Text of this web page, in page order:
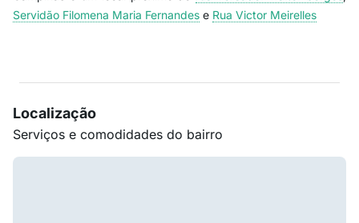
Servidão Filomena Maria Fernandes e Rua Victor Meirelles
Localização
Serviços e comodidades do bairro